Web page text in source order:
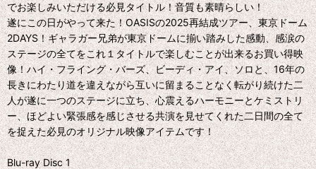
でお楽しみいただける必見タイトル！音質も素晴らしい！
遂にこの日がやって来た！OASISの2025再結成ツアー、東京ドーム
2DAYS！ギャラガー兄弟が東京ドームに揃い踏みした感動、感涙の
ステージの全てをこれ１タイトルで楽しむことが出来るお買い得映
像！ハイ・フライング・バーズ、ビーディ・アイ、ソロと、16年の
長きにわたり道を違えながら互いに留まることなく転がり続けた二
人が遂に一つのステージに立ち、心震えるハーモニーとケミストリ
ー、ほどよい緊張感を感じさせる共演を見せてくれた二日間の全て
を捉えた必見のオリジナル映像アイテムです！
Blu-ray Disc 1